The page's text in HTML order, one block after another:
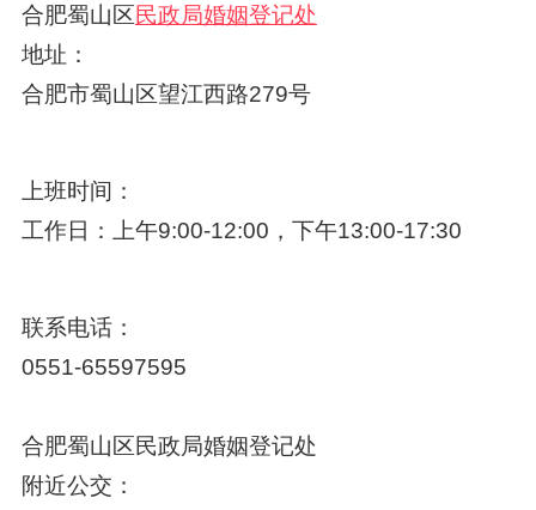
合肥蜀山区 民政局婚姻登记处
地址：
合肥市蜀山区望江西路279号
上班时间：
工作日：上午9:00-12:00，下午13:00-17:30
联系电话：
0551-65597595
合肥蜀山区民政局婚姻登记处
附近公交：